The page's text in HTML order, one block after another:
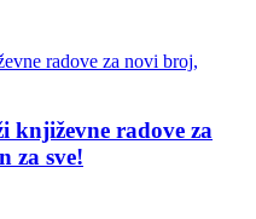
književne radove za
za sve!